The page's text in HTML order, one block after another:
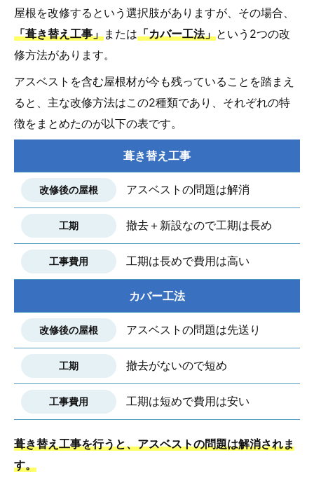
屋根を改修するという選択肢がありますが、その場合、
「葺き替え工事」または「カバー工法」という2つの改
修方法があります。
アスベストを含む屋根材が今も残っていることを踏まえ
ると、主な改修方法はこの2種類であり、それぞれの特
徴をまとめたのが以下の表です。
葺き替え工事
アスベストの問題は解消
撤去＋新設なので工期は長め
工期は長めで費用は高い
カバー工法
アスベストの問題は先送り
撤去がないので短め
工期は短めで費用は安い
葺き替え工事を行うと、アスベストの問題は解消されま
す。